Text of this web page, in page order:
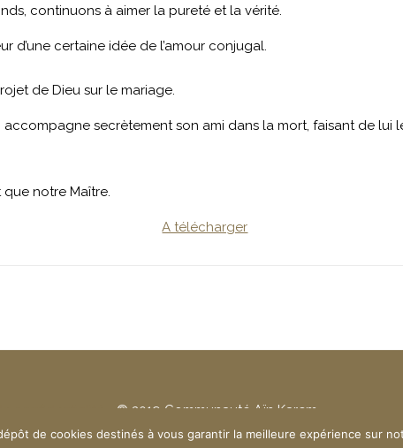
continuons à aimer la pureté et la vérité.
d’une certaine idée de l’amour conjugal.
de Dieu sur le mariage.
accompagne secrètement son ami dans la mort, faisant de lui
notre Maître.
A télécharger
- © 2019 Communauté Aïn Karem
de cookies destinés à vous garantir la meilleure expérience sur